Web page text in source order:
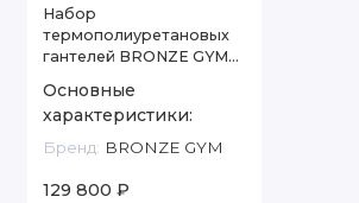
Набор
термополиуретановых
гантелей BRONZE GYM
Основные
характеристики:
Бренд: BRONZE GYM
129 800 ₽